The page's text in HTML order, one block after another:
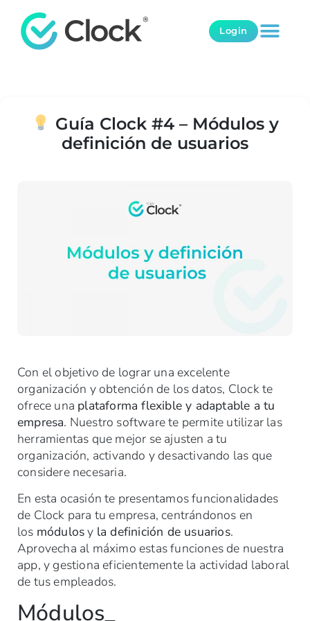
Login
Guía Clock #4 – Módulos y
definición de usuarios
Con el objetivo de lograr una excelente
organización y obtención de los datos, Clock te
ofrece una plataforma flexible y adaptable a tu
empresa. Nuestro software te permite utilizar las
herramientas que mejor se ajusten a tu
organización, activando y desactivando las que
considere necesaria.
En esta ocasión te presentamos funcionalidades
de Clock para tu empresa, centrándonos en
los módulosy la definición de usuarios.
Aprovecha al máximo estas funciones de nuestra
app, y gestiona eficientemente la actividad laboral
de tus empleados.
Módulos_